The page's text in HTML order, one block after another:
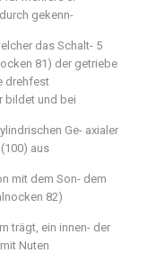
gekenn-
das Schalt- 5
81) der getriebe
drehfest
bildet und bei
Ge- axialer
aus
mit dem Son- dem
82)
trägt, ein innen- der
Nuten